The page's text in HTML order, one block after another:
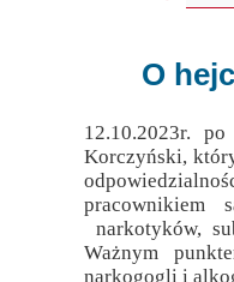
O
12.10.2023r.
Korczyński,
pracownikiem
narkotyków,
Ważnym
narkogogli i
Ambasador
Pedagog i